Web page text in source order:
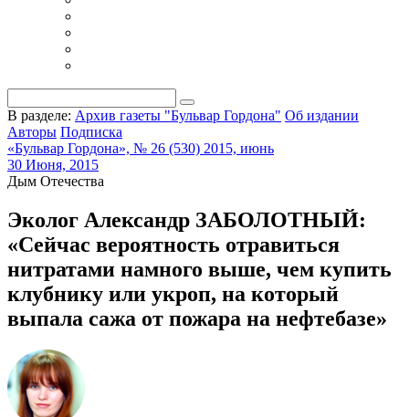
В разделе: Архив газеты "Бульвар Гордона" Об издании
Авторы Подписка
«Бульвар Гордона», № 26 (530) 2015, июнь
30 Июня, 2015
Дым Отечества
Эколог Александр ЗАБОЛОТНЫЙ:
«Сейчас вероятность отравиться
нитратами намного выше, чем купить
клубнику или укроп, на который
выпала сажа от пожара на нефтебазе»